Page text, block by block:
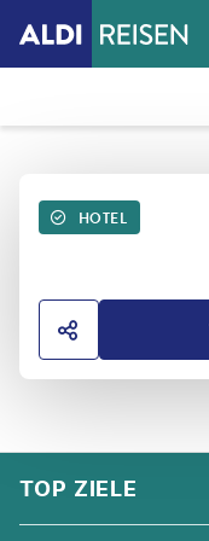
HOTEL
HOTEL
TOP ZIELE